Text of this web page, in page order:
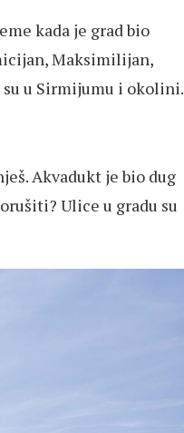
kada je grad bio
Maksimilijan,
u Sirmijumu i okolini.
Akvadukt je bio dug
Ulice u gradu su